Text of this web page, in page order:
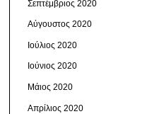
Σεπτέμβριος 2020
Αύγουστος 2020
Ιούλιος 2020
Ιούνιος 2020
Μάιος 2020
Απρίλιος 2020